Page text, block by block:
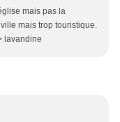
mais pas la
mais trop touristique.
lavandine